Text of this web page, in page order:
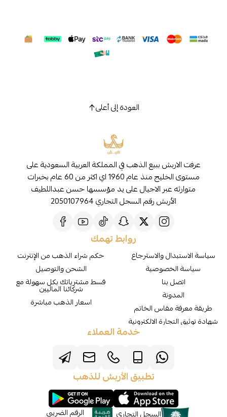
العودة إلى أعلى
عرفت الاربش ببيع الذهب في المملكة العربية السعودية على
مستوى الخليج منذ عام 1960 اي اكثر من 60 عام بخبرات
متوارثه عبر الاجيال على يد مؤسسها حسن عبداللطيف
الأربش رقم السجل التجاري 2050107964
روابط تهمك
سياسة الاستبدال والاسترجاع
سياسة الخصوصية
اتصل بنا
المدونة
طريقة معرفة مقاس الخاتم
شهادة توثيق التجارة الالكترونية
حكم شراء الذهب من الإنترنت
الشحن والتوصيل
قسط مشترياتك بكل سهولة مع
شركائنا الماليين
اسعار الذهب مباشرة
خدمة العملاء
تطبيق الأربش للذهب
السجل التجاري الرقم الضريبي